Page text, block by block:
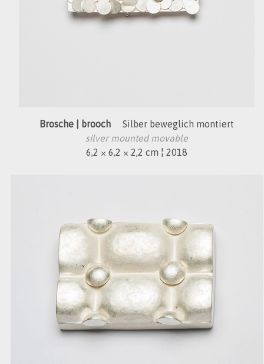
Brosche | brooch Silber beweglich montiert
silver mounted movable
6,2 × 6,2 × 2,2 cm ¦ 2018